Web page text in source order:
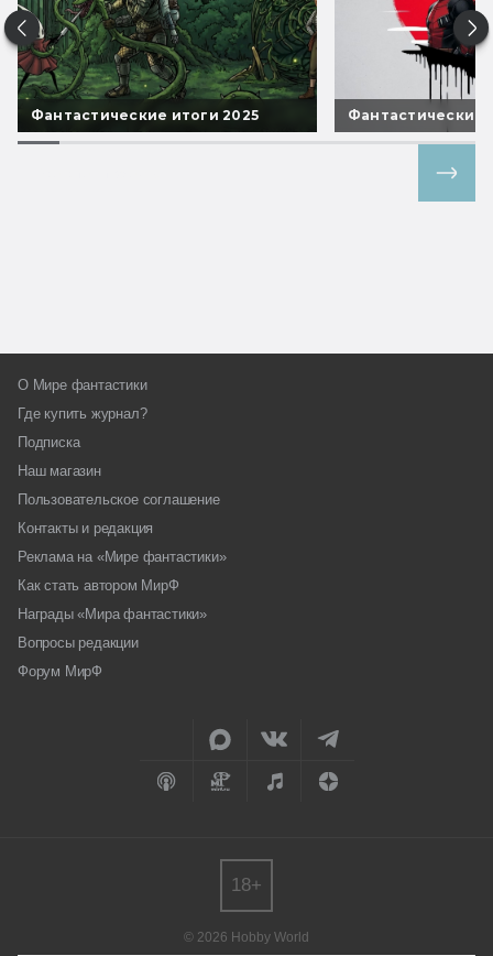
Фантастические итоги 2025 Фантастические
О Мире фантастики
Где купить журнал?
Подписка
Наш магазин
Пользовательское соглашение
Контакты и редакция
Реклама на «Мире фантастики»
Как стать автором МирФ
Награды «Мира фантастики»
Вопросы редакции
Форум МирФ
© 2026 Hobby World
18+